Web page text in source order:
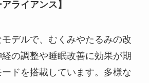
ライアンス】
デルで、むくみやたるみの改
の調整や睡眠改善に効果が期
ドを搭載しています。多様な